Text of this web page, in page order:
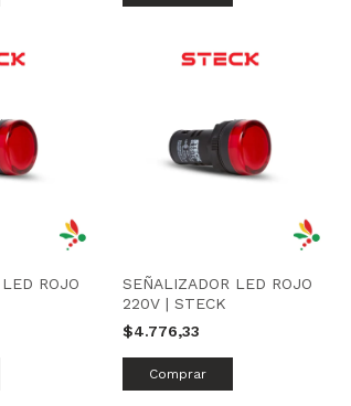
ROJO
SEÑALIZADOR LED ROJO
220V | STECK
$4.776,33